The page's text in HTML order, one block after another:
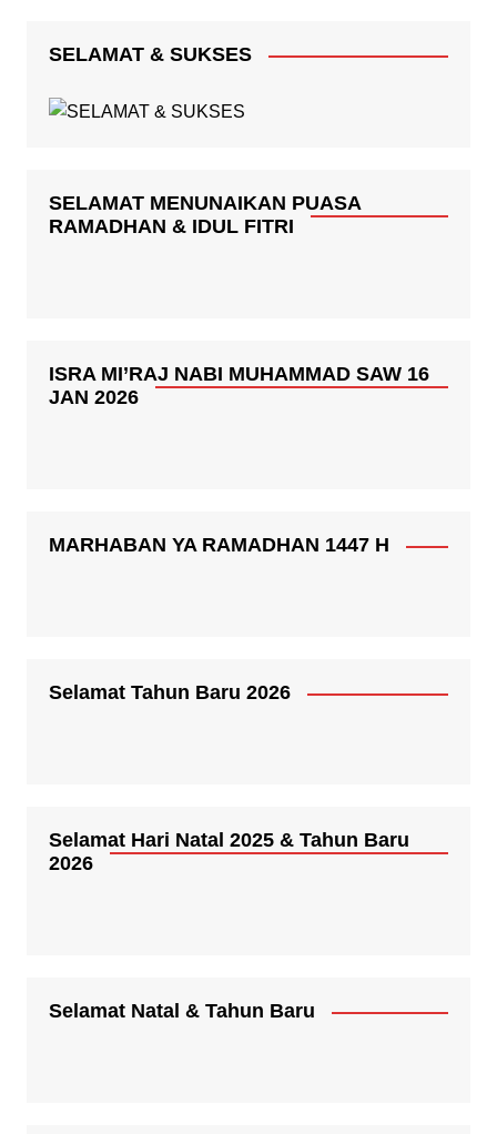
SELAMAT & SUKSES
SELAMAT MENUNAIKAN PUASA
RAMADHAN & IDUL FITRI
ISRA MI’RAJ NABI MUHAMMAD SAW 16
JAN 2026
MARHABAN YA RAMADHAN 1447 H
Selamat Tahun Baru 2026
Selamat Hari Natal 2025 & Tahun Baru
2026
Selamat Natal & Tahun Baru